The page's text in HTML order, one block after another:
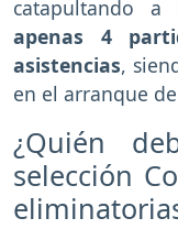
catapultando
apenas 4
asistencias,
en el arranque
¿Quién
selección